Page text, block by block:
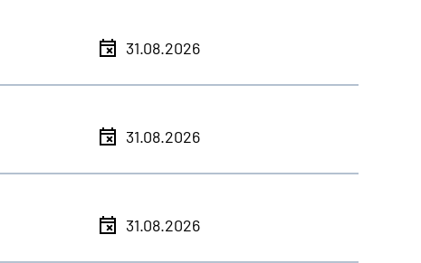
31.08.2026
31.08.2026
31.08.2026